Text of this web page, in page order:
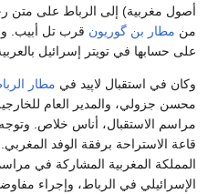
أصول مغربية) إلى الرباط على متن
من مطار بن گوريون قرب تل أبيب.
على حسابها في تويتر إسرائيل
وكان في استقبال لاپيد في مطار
محسن جزولي، والمدير العام
مراسم الاستقبال، أناس خلاص.
قاعة الاستراحة برفقة الوفد
المملكة المغربية المشاركة في
الإسرائيلي في الرباط، وإجراء